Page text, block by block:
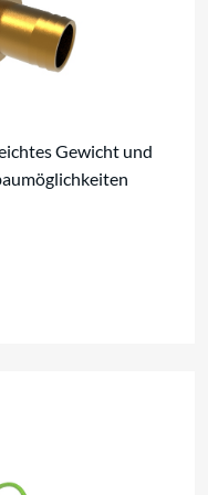
Gewicht und